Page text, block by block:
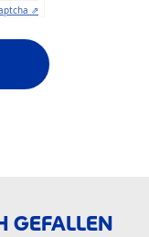
⇗
GEFALLEN